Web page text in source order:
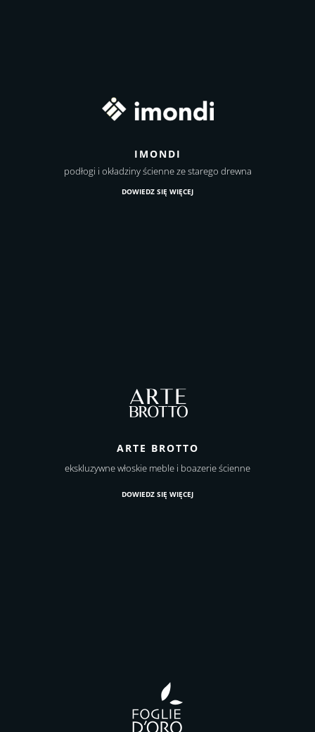
IMONDI
podłogi i okładziny ścienne ze starego drewna
DOWIEDZ SIĘ WIĘCEJ
ARTE BROTTO
ekskluzywne włoskie meble i boazerie ścienne
DOWIEDZ SIĘ WIĘCEJ